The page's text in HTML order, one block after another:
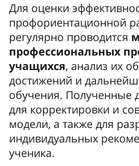
Для оценки
профориентационной
регулярно проводится
профессиональных
учащихся, анализ их
достижений и
обучения. Полученные
для корректировки и
модели, а также для
индивидуальных
ученика.